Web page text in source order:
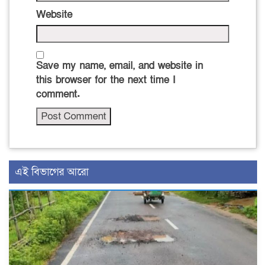
Website
Save my name, email, and website in
this browser for the next time I
comment.
এই বিভাগের আরো